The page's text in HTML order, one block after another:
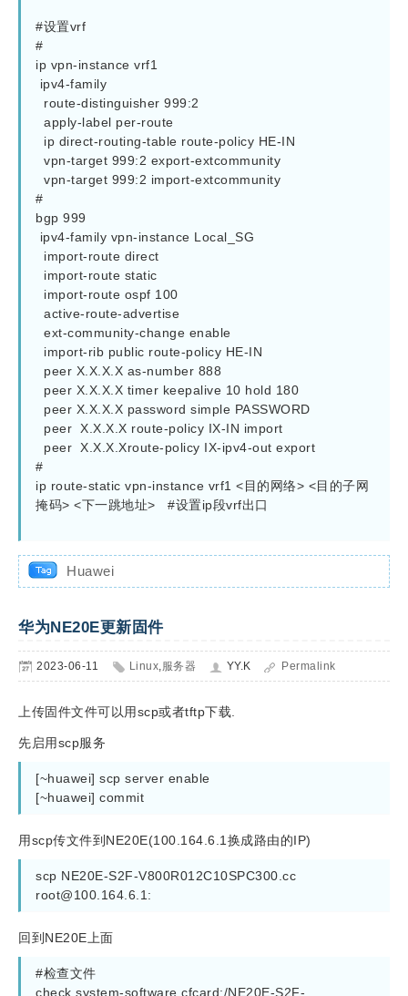
#设置vrf
#
ip vpn-instance vrf1
#
bgp 999
#
ip route-static vpn-instance vrf1 <目的网络> <目的子网
掩码> <下一跳地址>   #设置ip段vrf出口
Huawei
华为NE20E更新固件
2023-06-11 Linux,服务器 YY.K Permalink
上传固件文件可以用scp或者tftp下载.
先启用scp服务
[~huawei] scp server enable
[~huawei] commit
用scp传文件到NE20E(100.164.6.1换成路由的IP)
root@100.164.6.1 :
回到NE20E上面
#检查文件
check system-software cfcard:/NE20E-S2F-